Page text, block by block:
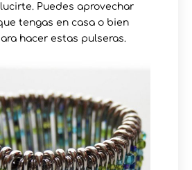
Puedes aprovechar
tengas en casa o bien
hacer estas pulseras.